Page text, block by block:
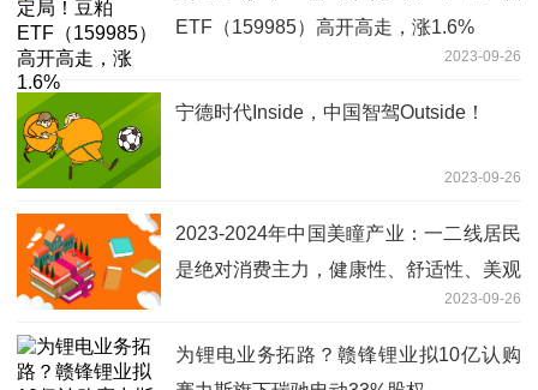
ETF（159985）高开高走，涨1.6%
2023-09-26
宁德时代Inside，中国智驾Outside！
2023-09-26
2023-2024年中国美瞳产业：一二线居民
是绝对消费主力，健康性、舒适性、美观
2023-09-26
为锂电业务拓路？赣锋锂业拟10亿认购